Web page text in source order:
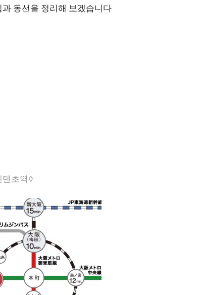
동선을 정리해 보겠습니다
텐초역◊